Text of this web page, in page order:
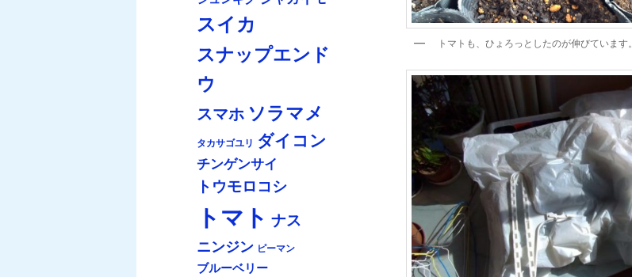
トマトも、ひょろっとしたのが伸びています。
スイカ
スナップエンド
ウ
スマホ ソラマメ
タカサゴユリ ダイコン
チンゲンサイ
トウモロコシ
トマト ナス
ニンジン ピーマン
ブルーベリー